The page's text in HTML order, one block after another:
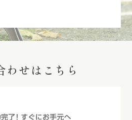
わせはこちら